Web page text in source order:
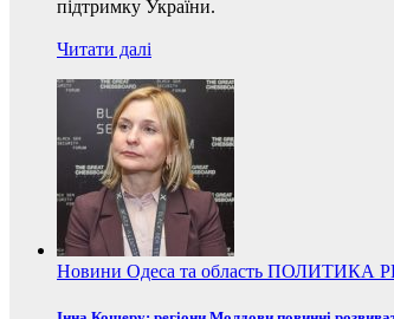
підтримку України.
Читати далі
Новини Одеса та область ПОЛИТИКА